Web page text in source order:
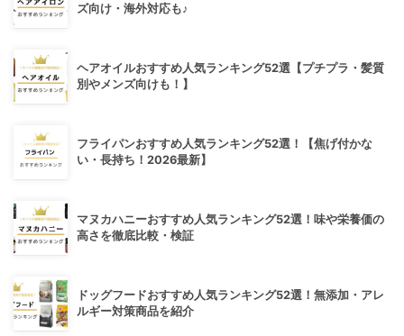
ズ向け・海外対応も♪
ヘアオイルおすすめ人気ランキング52選【プチプラ・髪質
別やメンズ向けも！】
フライパンおすすめ人気ランキング52選！【焦げ付かな
い・長持ち！2026最新】
マヌカハニーおすすめ人気ランキング52選！味や栄養価の
高さを徹底比較・検証
ドッグフードおすすめ人気ランキング52選！無添加・アレ
ルギー対策商品を紹介